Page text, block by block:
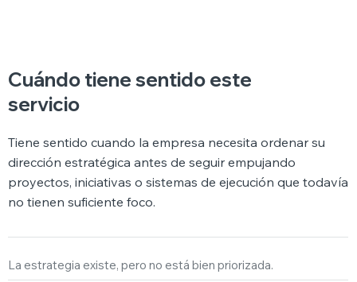
Cuándo tiene sentido este
servicio
Tiene sentido cuando la empresa necesita ordenar su
dirección estratégica antes de seguir empujando
proyectos, iniciativas o sistemas de ejecución que todavía
no tienen suficiente foco.
La estrategia existe, pero no está bien priorizada.